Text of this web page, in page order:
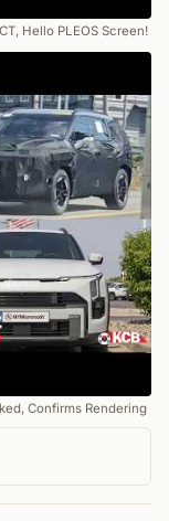
Hello PLEOS Screen!
Confirms Rendering